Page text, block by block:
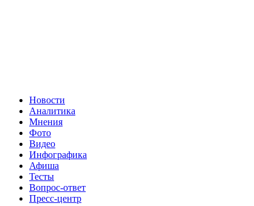
Новости
Аналитика
Мнения
Фото
Видео
Инфографика
Афиша
Тесты
Вопрос-ответ
Пресс-центр